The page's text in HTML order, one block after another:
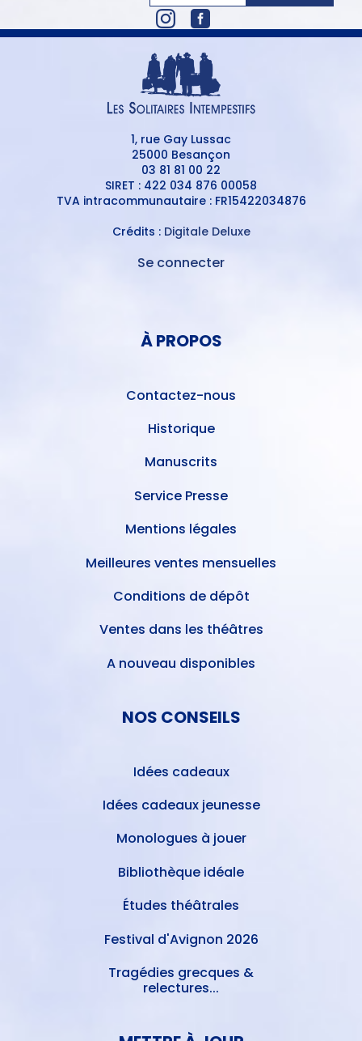
1, rue Gay Lussac
25000 Besançon
03 81 81 00 22
SIRET : 422 034 876 00058
TVA intracommunautaire : FR15422034876
Crédits : Digitale Deluxe
Se connecter
À PROPOS
Contactez-nous
Historique
Manuscrits
Service Presse
Mentions légales
Meilleures ventes mensuelles
Conditions de dépôt
Ventes dans les théâtres
A nouveau disponibles
NOS CONSEILS
Idées cadeaux
Idées cadeaux jeunesse
Monologues à jouer
Bibliothèque idéale
Études théâtrales
Festival d'Avignon 2026
Tragédies grecques &
relectures...